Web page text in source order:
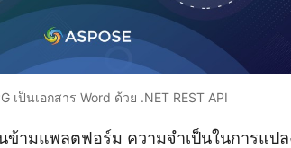
เป็นเอกสาร Word ด้วย .NET REST API
ามแพลตฟอร์ม ความจำเป็นในการแปล